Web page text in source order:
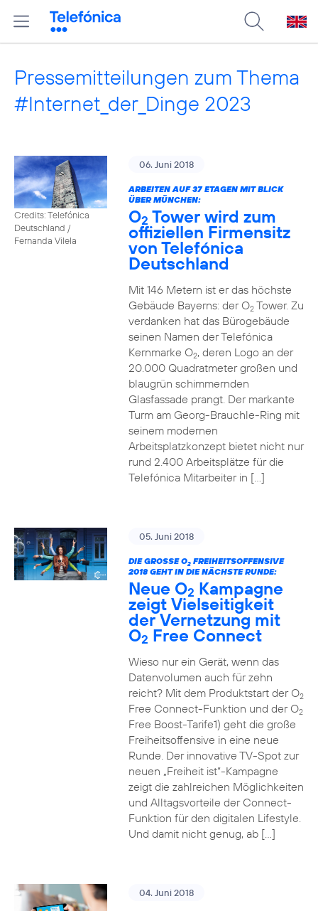
Pressemitteilungen zum Thema
#Internet_der_Dinge 2023
Credits: Telefónica
Deutschland /
Fernanda Vilela
06. Juni 2018
ARBEITEN AUF 37 ETAGEN MIT BLICK
ÜBER MÜNCHEN:
O2 Tower wird zum
offiziellen Firmensitz
von Telefónica
Deutschland
Mit 146 Metern ist er das höchste
Gebäude Bayerns: der O2Tower. Zu
verdanken hat das Bürogebäude
seinen Namen der Telefónica
Kernmarke O2, deren Logo an der
20.000 Quadratmeter großen und
blaugrün schimmernden
Glasfassade prangt. Der markante
Turm am Georg-Brauchle-Ring mit
seinem modernen
Arbeitsplatzkonzept bietet nicht nur
rund 2.400 Arbeitsplätze für die
Telefónica Mitarbeiter in […]
05. Juni 2018
DIE GROSSE O 2FREIHEITSOFFENSIVE
2018 GEHT IN DIE NÄCHSTE RUNDE:
Neue O2 Kampagne
zeigt Vielseitigkeit
der Vernetzung mit
O2 Free Connect
Wieso nur ein Gerät, wenn das
Datenvolumen auch für zehn
reicht? Mit dem Produktstart der O2
Free Connect-Funktion und der O2
Free Boost-Tarife1) geht die große
Freiheitsoffensive in eine neue
Runde. Der innovative TV-Spot zur
neuen „Freiheit ist“-Kampagne
zeigt die zahlreichen Möglichkeiten
und Alltagsvorteile der Connect-
Funktion für den digitalen Lifestyle.
Und damit nicht genug, ab […]
04. Juni 2018